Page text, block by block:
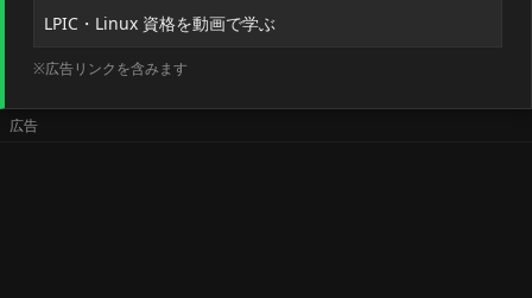
LPIC・Linux 資格を動画で学ぶ
※広告リンクを含みます